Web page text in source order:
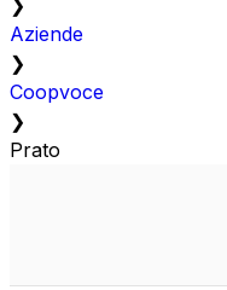
❯
Aziende
❯
Coopvoce
❯
Prato